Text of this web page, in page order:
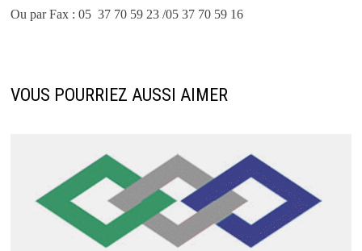
Ou par Fax : 05 37 70 59 23 /05 37 70 59 16
VOUS POURRIEZ AUSSI AIMER